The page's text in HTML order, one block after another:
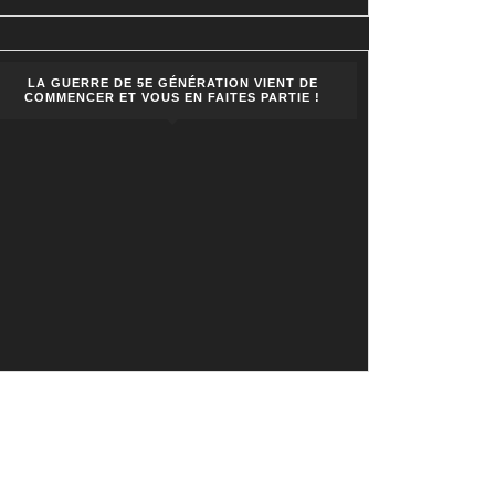
LA GUERRE DE 5E GÉNÉRATION VIENT DE
COMMENCER ET VOUS EN FAITES PARTIE !